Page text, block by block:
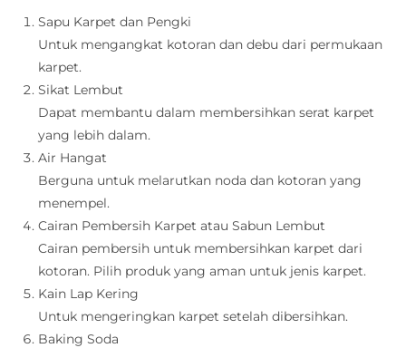
Sapu Karpet dan Pengki
Untuk mengangkat kotoran dan debu dari permukaan
karpet.
Sikat Lembut
Dapat membantu dalam membersihkan serat karpet
yang lebih dalam.
Air Hangat
Berguna untuk melarutkan noda dan kotoran yang
menempel.
Cairan Pembersih Karpet atau Sabun Lembut
Cairan pembersih untuk membersihkan karpet dari
kotoran. Pilih produk yang aman untuk jenis karpet.
Kain Lap Kering
Untuk mengeringkan karpet setelah dibersihkan.
Baking Soda